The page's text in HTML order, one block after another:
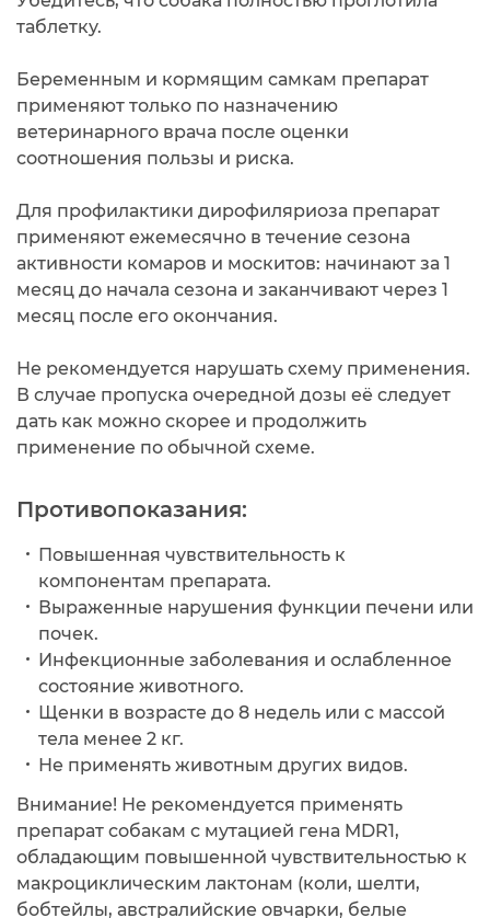
таблетку.
Беременным и кормящим самкам препарат
применяют только по назначению
ветеринарного врача после оценки
соотношения пользы и риска.
Для профилактики дирофиляриоза препарат
применяют ежемесячно в течение сезона
активности комаров и москитов: начинают за 1
месяц до начала сезона и заканчивают через 1
месяц после его окончания.
Не рекомендуется нарушать схему применения.
В случае пропуска очередной дозы её следует
дать как можно скорее и продолжить
применение по обычной схеме.
Противопоказания:
Повышенная чувствительность к
компонентам препарата.
Выраженные нарушения функции печени или
почек.
Инфекционные заболевания и ослабленное
состояние животного.
Щенки в возрасте до 8 недель или с массой
тела менее 2 кг.
Не применять животным других видов.
Внимание! Не рекомендуется применять
препарат собакам с мутацией гена MDR1,
обладающим повышенной чувствительностью к
макроциклическим лактонам (коли, шелти,
бобтейлы, австралийские овчарки, белые